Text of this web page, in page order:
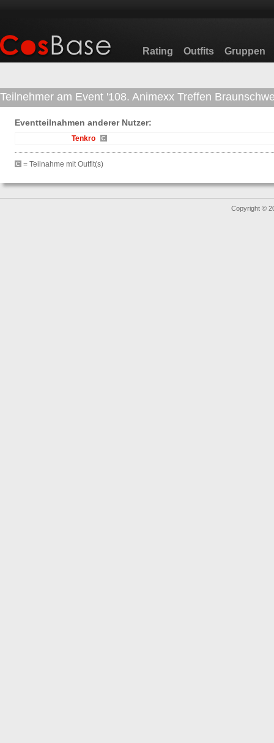
Rating Outfits Gruppen
Teilnehmer am Event '108. Animexx Treffen
Eventteilnahmen anderer Nutzer:
Tenkro
= Teilnahme mit Outfit(s)
Copyright ©